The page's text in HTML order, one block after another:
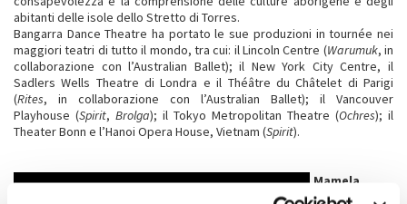
abitanti delle isole dello Stretto di Torres.
Bangarra Dance Theatre ha portato le sue produzioni in tournée nei
maggiori teatri di tutto il mondo, tra cui: il Lincoln Centre (Warumuk, in
collaborazione con l’Australian Ballet); il New York City Centre, il
Sadlers Wells Theatre di Londra e il Théâtre du Châtelet di Parigi
(Rites, in collaborazione con l’Australian Ballet); il Vancouver
Playhouse (Spirit, Brolga); il Tokyo Metropolitan Theatre (Ochres); il
Theater Bonn e l’Hanoi Opera House, Vietnam (Spirit).
Mamela
Nyamza